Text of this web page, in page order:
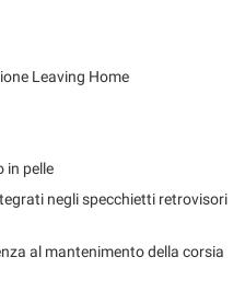
Leaving Home
in pelle
negli specchietti retrovisori
al mantenimento della corsia